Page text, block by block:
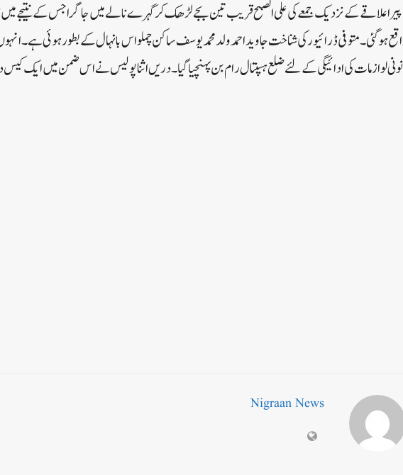
علاقے کے نزدیک جمعے کی علی الصبح قریب تین بجے لڑھک کر گہرے نالے میں جا گرا جس کے نتیجے میں
ہوگئی۔متوفی ڈرائیور کی شناخت جاوید احمد ولد محمد یوسف ساکن چملواس بانہال کے بطور ہوئی
لوازمات کی ادائیگی کے لئے ضلع ہسپتال رام بن پہنچیا گیا۔دریں اثنا پولیس نے اس ضمن میں ایک
Nigraan News